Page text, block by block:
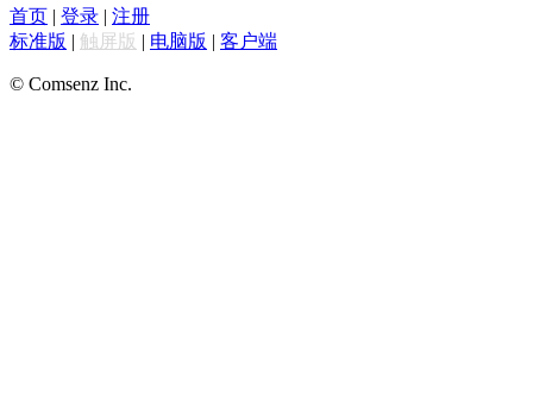
首页 | 登录 | 注册
标准版 | 触屏版 | 电脑版 | 客户端
© Comsenz Inc.